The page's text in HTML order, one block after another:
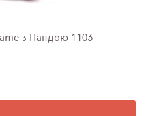
з Пандою 1103